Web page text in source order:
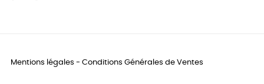
Mentions légales - Conditions Générales de Ventes